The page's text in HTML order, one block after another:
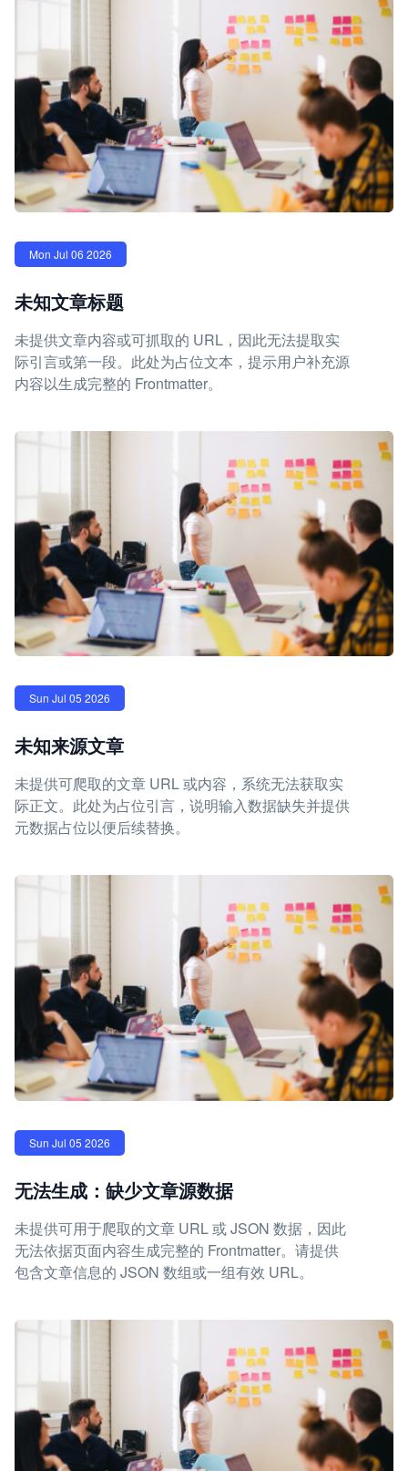
Mon Jul 06 2026
未知文章标题
未提供文章内容或可抓取的 URL，因此无法提取实
际引言或第一段。此处为占位文本，提示用户补充源
内容以生成完整的 Frontmatter。
Sun Jul 05 2026
未知来源文章
未提供可爬取的文章 URL 或内容，系统无法获取实
际正文。此处为占位引言，说明输入数据缺失并提供
元数据占位以便后续替换。
Sun Jul 05 2026
无法生成：缺少文章源数据
未提供可用于爬取的文章 URL 或 JSON 数据，因此
无法依据页面内容生成完整的 Frontmatter。请提供
包含文章信息的 JSON 数组或一组有效 URL。